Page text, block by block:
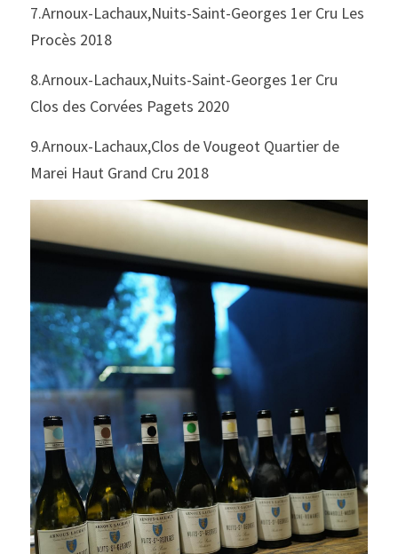
7.Arnoux-Lachaux,Nuits-Saint-Georges 1er Cru Les
Procès 2018
8.Arnoux-Lachaux,Nuits-Saint-Georges 1er Cru
Clos des Corvées Pagets 2020
9.Arnoux-Lachaux,Clos de Vougeot Quartier de
Marei Haut Grand Cru 2018